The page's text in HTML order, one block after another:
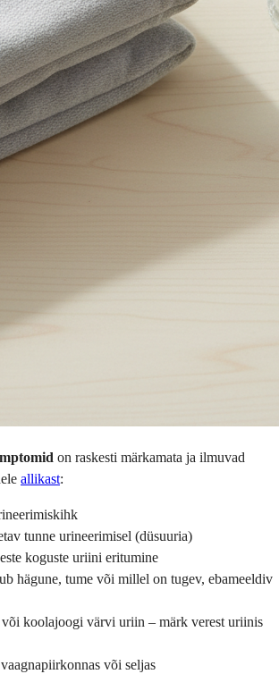
on raskesti märkamata ja ilmuvad
allikast:
tunne urineerimisel (düsuuria)
koguste uriini eritumine
hägune, tume või millel on tugev, ebameeldiv
või koolajoogi värvi uriin – märk verest uriinis
või seljas